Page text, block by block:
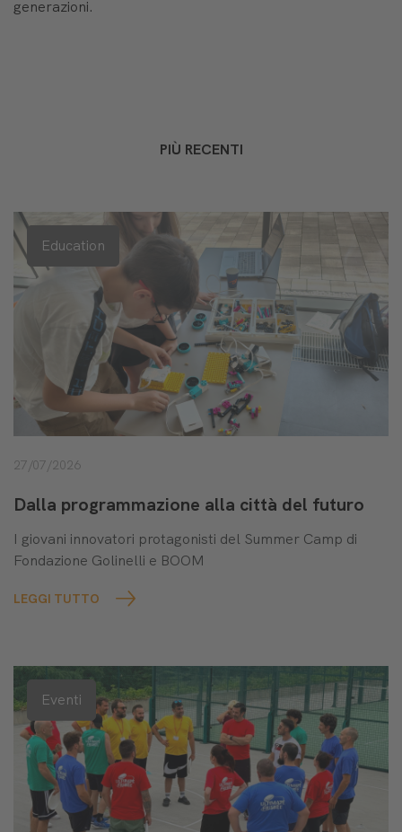
generazioni.
PIÙ RECENTI
Education
27/07/2026
Dalla programmazione alla città del futuro
I giovani innovatori protagonisti del Summer Camp di
Fondazione Golinelli e BOOM
LEGGI TUTTO
Eventi